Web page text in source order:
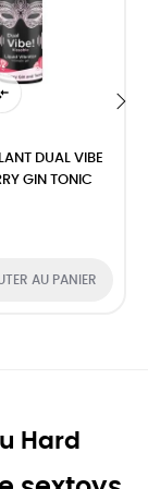
DUAL VIBE
GIN TONIC
AU PANIER
Hard